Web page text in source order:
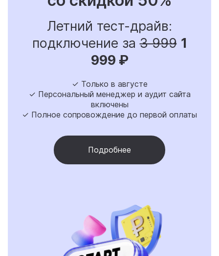
Летний тест-драйв:
подключение за3 999 1
999 ₽
✓ Только в августе
✓ Персональный менеджер и аудит сайта
включены
✓ Полное сопровождение до первой оплаты
Подробнее